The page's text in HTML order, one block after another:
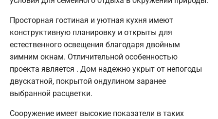
Просторная гостиная и уютная кухня имеют
конструктивную планировку и открыты для
естественного освещения благодаря двойным
зимним окнам. Отличительной особенностью
проекта является . Дом надежно укрыт от непогоды
двускатной, покрытой ондулином заранее
выбранной расцветки.
Сооружение имеет высокие показатели в таких